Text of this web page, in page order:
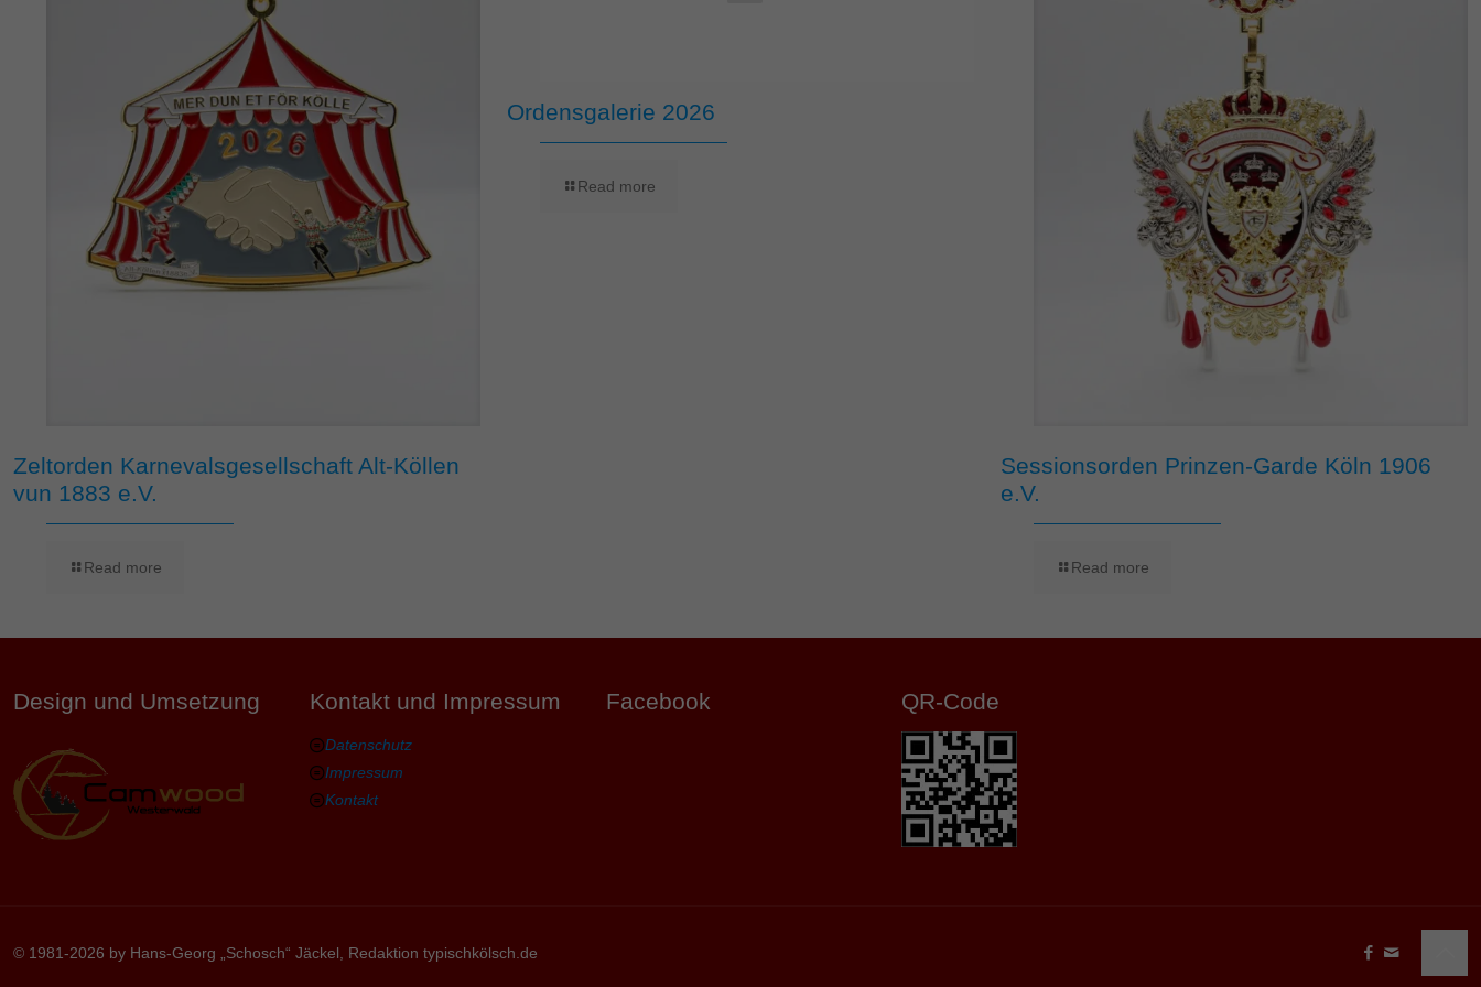
Zeltorden Karnevalsgesellschaft Alt-Köllen
vun 1883 e.V.
Read more
Ordensgalerie 2026
Read more
Sessionsorden Prinzen-Garde Köln 1906
e.V.
Read more
Design und Umsetzung Kontakt und Impressum
Datenschutz
Impressum
Kontakt
Facebook QR-Code
© 1981-2026 by Hans-Georg „Schosch“ Jäckel, Redaktion typischkölsch.de